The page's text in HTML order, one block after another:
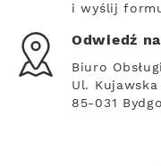
i wyślij
Odwiedź
Biuro
Ul. Kujawska
85-031